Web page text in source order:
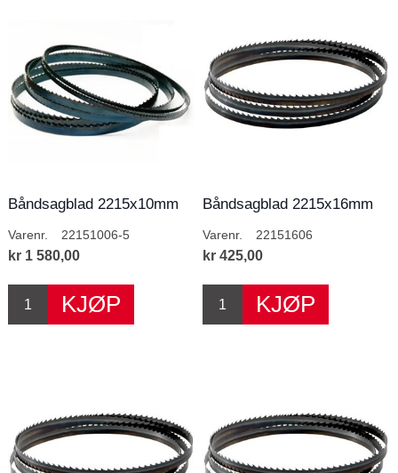
Båndsagblad 2215x10mm
Varenr. 22151006-5
kr 1 580,00
Båndsagblad 2215x16mm
Varenr. 22151606
kr 425,00